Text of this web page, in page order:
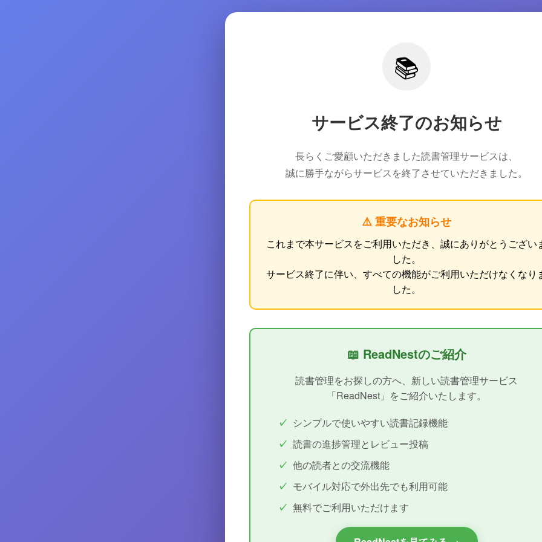
📚
サービス終了のお知らせ
長らくご愛顧いただきました読書管理サービスは、
誠に勝手ながらサービスを終了させていただきました。
⚠️ 重要なお知らせ
これまで本サービスをご利用いただき、誠にありがとうござい
した。
サービス終了に伴い、すべての機能がご利用いただけなくなり
した。
📖 ReadNestのご紹介
読書管理をお探しの方へ、新しい読書管理サービス
「ReadNest」をご紹介いたします。
シンプルで使いやすい読書記録機能
読書の進捗管理とレビュー投稿
他の読者との交流機能
モバイル対応で外出先でも利用可能
無料でご利用いただけます